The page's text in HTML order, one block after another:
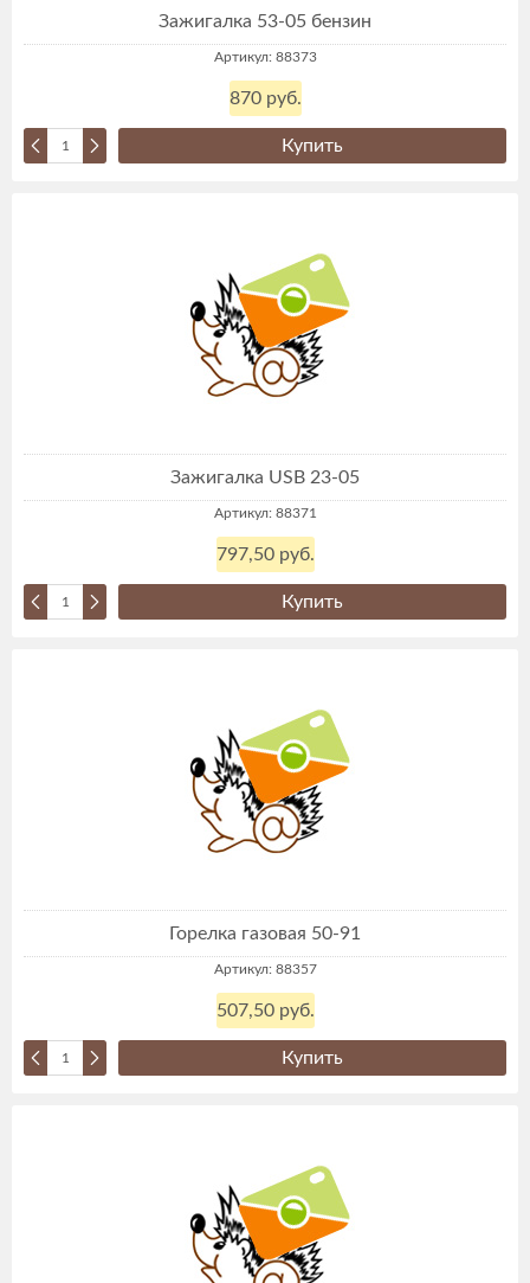
Зажигалка 53-05 бензин
Артикул: 88373
870 руб.
Купить
Зажигалка USB 23-05
Артикул: 88371
797,50 руб.
Купить
Горелка газовая 50-91
Артикул: 88357
507,50 руб.
Купить